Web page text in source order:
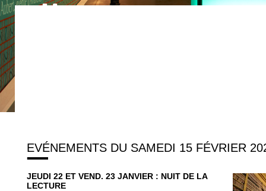
EVÉNEMENTS DU SAMEDI 15 FÉVRIER
JEUDI 22 ET VEND. 23 JANVIER : NUIT DE LA
LECTURE